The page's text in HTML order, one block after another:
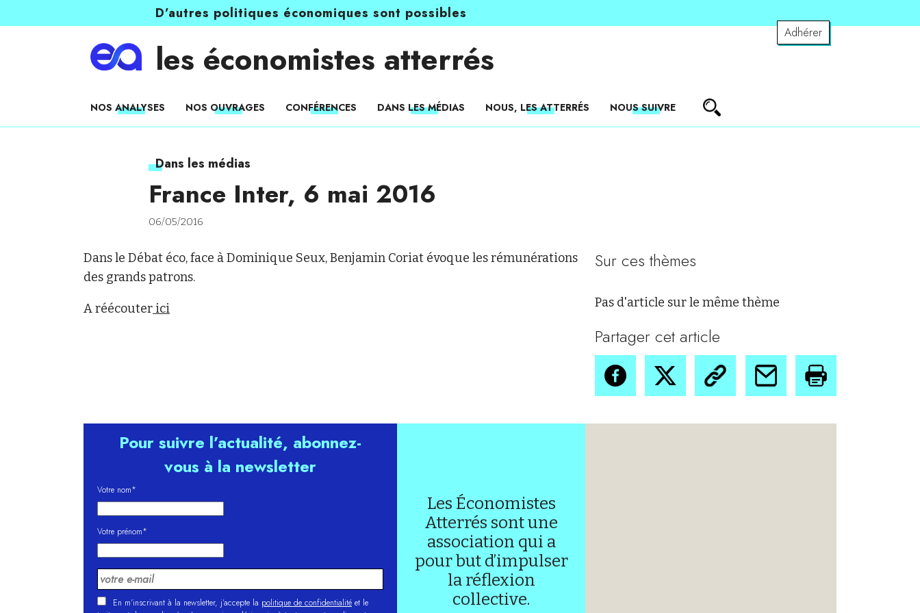
D’autres politiques économiques sont possibles
Adhérer
les économistes atterrés
NOS ANALYSES NOS OUVRAGES CONFÉRENCES DANS LES MÉDIAS NOUS, LES ATTERRÉS NOUS SUIVRE
Dans les médias
France Inter, 6 mai 2016
06/05/2016
Dans le Débat éco, face à Dominique Seux, Benjamin Coriat évoque les rémunérations
des grands patrons.
A réécouter ici
Sur ces thèmes
Pas d'article sur le même thème
Partager cet article
Pour suivre l’actualité, abonnez-
vous à la newsletter
Votre nom*
Votre prénom*
En m'inscrivant à la newsletter, j’accepte la politique de confidentialité et le
Les Économistes
Atterrés sont une
association qui a
pour but d’impulser
la réflexion
collective.